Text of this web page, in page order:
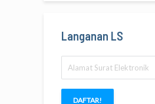
Langanan LS
Surat
Elektronik
DAFTAR!